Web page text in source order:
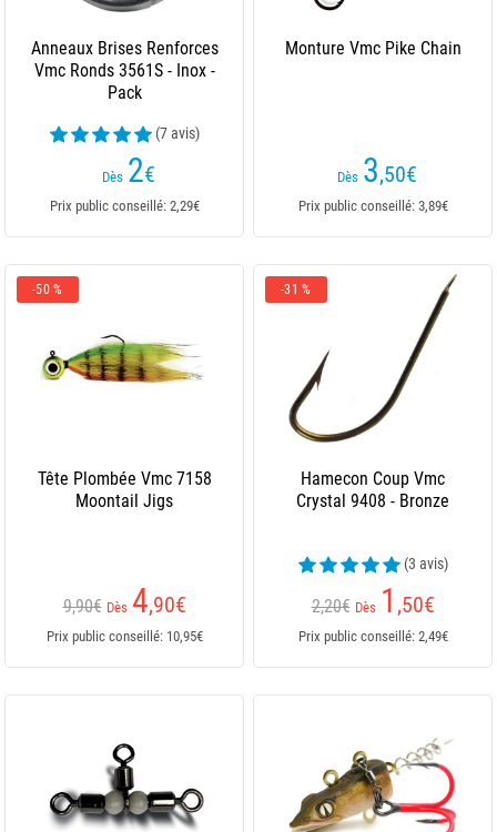
Anneaux Brises Renforces
Vmc Ronds 3561S - Inox -
Pack
(7 avis)
Dès 2€
Prix public conseillé: 2,29€
Monture Vmc Pike Chain
Dès 3,50€
Prix public conseillé: 3,89€
-50 %
Tête Plombée Vmc 7158
Moontail Jigs
9,90€ Dès 4,90€
Prix public conseillé: 10,95€
-31 %
Hamecon Coup Vmc
Crystal 9408 - Bronze
(3 avis)
2,20€ Dès 1 ,50€
Prix public conseillé: 2,49€